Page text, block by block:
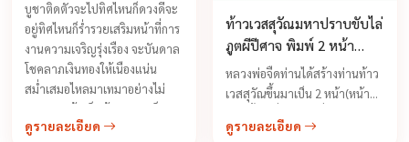
บูชาติดตัวจะไปทิศไหนก็ดวงดีจะ
อยู่ทิศไหนก็ร่ำรวยเสริมหน้าที่การ
งานความเจริญรุ่งเรือง จะบันดาล
โชคลาภเงินทองให้เนืองแน่น
สม่ำเสมอไหลมาเทมาอย่างไม่
ขาดสาย ถ้าเป็นข้าราชการก็จะ
เจริญในยศถาบรรดาศักดิ์ เป็นเจ้า
ดูรายละเอียด
ท้าวเวสสุวัณมหาปราบขับไล่
ภูตผีปีศาจ พิมพ์ 2 หน้า
หลวงพ่อจืด
หลวงพ่อจืดท่านได้สร้างท่านท้าว
เวสสุวัณขึ้นมาเป็น 2 หน้า(หน้า
และปราบภูตผีปีศาจโดยเฉพาะ
ดูรายละเอียด